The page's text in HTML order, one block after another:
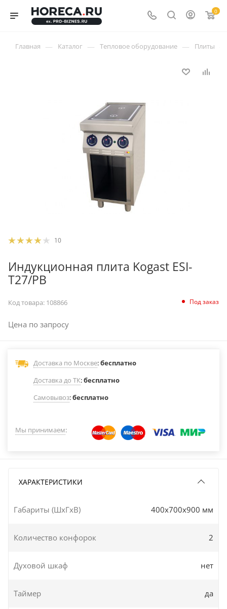
0
Главная — Каталог — Тепловое оборудование — Плиты
10
Индукционная плита Kogast ESI-
T27/PB
Код товара: 108866 Под заказ
Цена по запросу
Доставка по Москве:бесплатно
Доставка до ТК:бесплатно
Самовывоз:бесплатно
Мы принимаем:
ХАРАКТЕРИСТИКИ
Габариты (ШxГxВ) 400x700x900 мм
Количество конфорок 2
Духовой шкаф нет
Таймер да